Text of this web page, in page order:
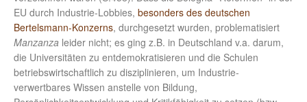
EU durch Industrie-Lobbies, besonders des deutschen
Bertelsmann-Konzerns, durchgesetzt wurden, problematisiert
Manzanza leider nicht; es ging z.B. in Deutschland v.a. darum,
die Universitäten zu entdemokratisieren und die Schulen
betriebswirtschaftlich zu disziplinieren, um Industrie-
verwertbares Wissen anstelle von Bildung,